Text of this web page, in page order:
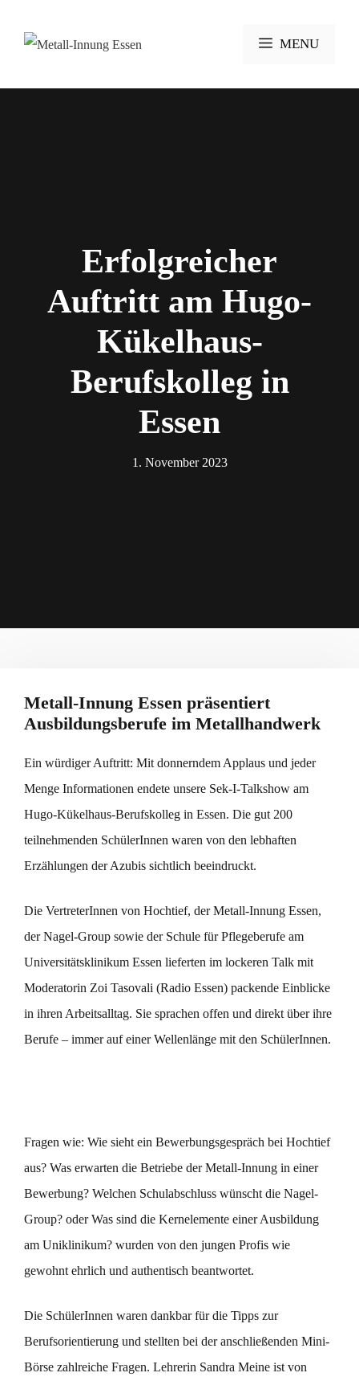
Inhalt
MENU
Erfolgreicher
Auftritt am Hugo-
Kükelhaus-
Berufskolleg in
Essen
1. November 2023
Metall-Innung Essen präsentiert
Ausbildungsberufe im Metallhandwerk
Ein würdiger Auftritt: Mit donnerndem Applaus und jeder
Menge Informationen endete unsere Sek-I-Talkshow am
Hugo-Kükelhaus-Berufskolleg in Essen. Die gut 200
teilnehmenden SchülerInnen waren von den lebhaften
Erzählungen der Azubis sichtlich beeindruckt.
Die VertreterInnen von Hochtief, der Metall-Innung Essen,
der Nagel-Group sowie der Schule für Pflegeberufe am
Universitätsklinikum Essen lieferten im lockeren Talk mit
Moderatorin Zoi Tasovali (Radio Essen) packende Einblicke
in ihren Arbeitsalltag. Sie sprachen offen und direkt über ihre
Berufe – immer auf einer Wellenlänge mit den SchülerInnen.
Fragen wie: Wie sieht ein Bewerbungsgespräch bei Hochtief
aus? Was erwarten die Betriebe der Metall-Innung in einer
Bewerbung? Welchen Schulabschluss wünscht die Nagel-
Group? oder Was sind die Kernelemente einer Ausbildung
am Uniklinikum? wurden von den jungen Profis wie
gewohnt ehrlich und authentisch beantwortet.
Die SchülerInnen waren dankbar für die Tipps zur
Berufsorientierung und stellten bei der anschließenden Mini-
Börse zahlreiche Fragen. Lehrerin Sandra Meine ist von